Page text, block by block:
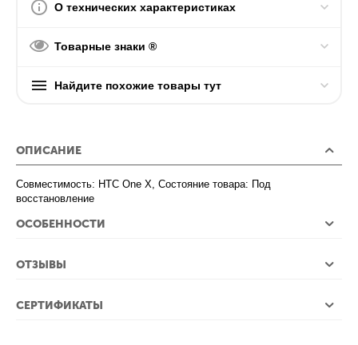
О технических характеристиках
Товарные знаки ®
Найдите похожие товары тут
ОПИСАНИЕ
Совместимость: HTC One X, Состояние товара: Под
восстановление
ОСОБЕННОСТИ
ОТЗЫВЫ
СЕРТИФИКАТЫ